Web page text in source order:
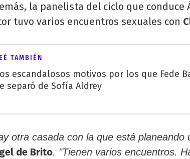
la panelista del ciclo que conduce
tuvo varios encuentros sexuales con
TAMBIÉN
escandalosos motivos por los que Fede
separó de Sofía Aldrey
otra casada con la que está planeando
de Brito. "Tienen varios encuentros.